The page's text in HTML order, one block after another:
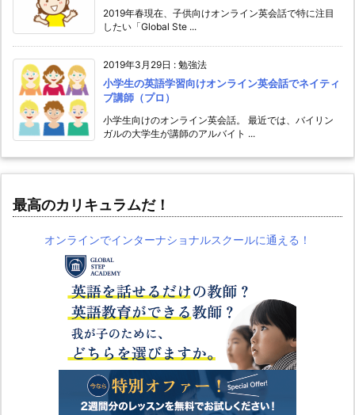
2019年春現在、子供向けオンライン英会話で特に注目
したい「Global Ste ...
2019年3月29日 : 勉強法
小学生の英語学習向けオンライン英会話でネイティ
ブ講師（プロ）
小学生向けのオンライン英会話。 最近では、バイリン
ガルの大学生が講師のアルバイト ...
最高のカリキュラムだ！
オンラインでインターナショナルスクールに通える！